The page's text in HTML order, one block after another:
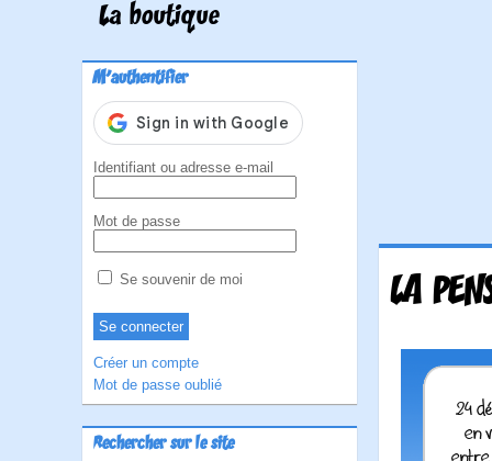
La boutique
M'authentifier
Identifiant ou adresse e-mail
Mot de passe
Se souvenir de moi
Créer un compte
Mot de passe oublié
Rechercher sur le site
LA